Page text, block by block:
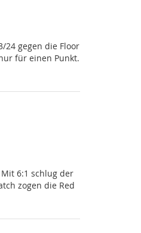
24 gegen die Floor
für einen Punkt.
6:1 schlug der
zogen die Red